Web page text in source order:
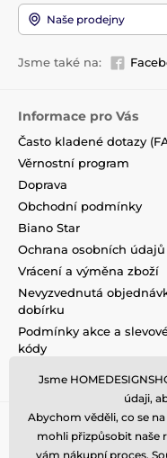
Naše prodejny
Jsme také na:
Informace pro Vás
Často kladené dotazy
Věrnostní program
Doprava
Obchodní podmínky
Biano Star
Ochrana osobních údajů
Vrácení a výměna zboží
Nevyzvednutá
dobírku
Podmínky akce a
kódy
Jsme
údaji,
Abychom věděli, co se
mohli přizpůsobit naše
vám nákupní proces.